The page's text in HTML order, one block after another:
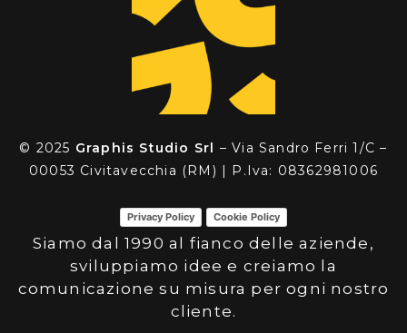
© 2025 Graphis Studio Srl – Via Sandro Ferri 1/C –
00053 Civitavecchia (RM) | P.Iva: 08362981006
Privacy Policy Cookie Policy
Siamo dal 1990 al fianco delle aziende,
sviluppiamo idee e creiamo la
comunicazione su misura per ogni nostro
cliente.